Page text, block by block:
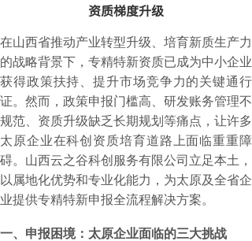
资质梯度升级
在山西省推动产业转型升级、培育新质生产力
的战略背景下，专精特新资质已成为中小企业
获得政策扶持、提升市场竞争力的关键通行
证。然而，政策申报门槛高、研发账务管理不
规范、资质升级缺乏长期规划等痛点，让许多
太原企业在科创资质培育道路上面临重重障
碍。山西云之谷科创服务有限公司立足本土，
以属地化优势和专业化能力，为太原及全省企
业提供专精特新申报全流程解决方案。
一、申报困境：太原企业面临的三大挑战